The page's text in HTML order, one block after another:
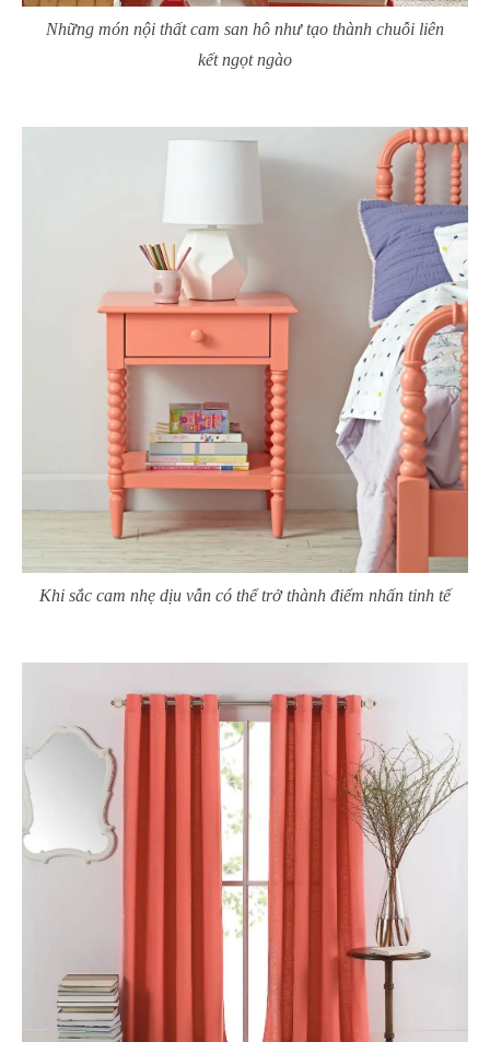
Những món nội thất cam san hô như tạo thành chuỗi liên
kết ngọt ngào
Khi sắc cam nhẹ dịu vẫn có thể trở thành điểm nhấn tinh tế